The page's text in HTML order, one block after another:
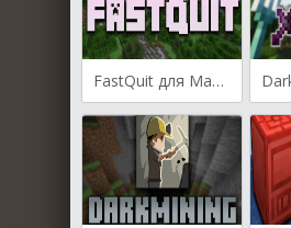
FastQuit для Майнкрафт [1.20.1, 1.19.4, 1.19.2]